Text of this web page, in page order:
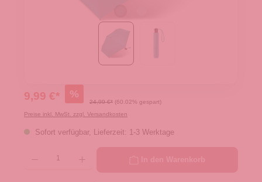
9,99 €* %
24,99 €* (60.02% gespart)
Preise inkl. MwSt. zzgl. Versandkosten
Sofort verfügbar, Lieferzeit: 1-3 Werktage